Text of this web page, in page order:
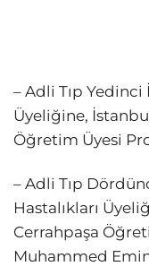
– Adli Tıp
Üyeliğine,
Öğretim Üyesi
– Adli Tıp
Hastalıkları
Cerrahpaşa
Muhammed